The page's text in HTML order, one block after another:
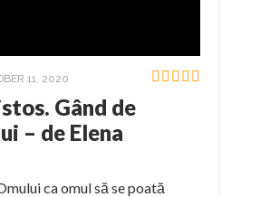
11, 2020
Gând de
– de Elena
ca omul să se poată